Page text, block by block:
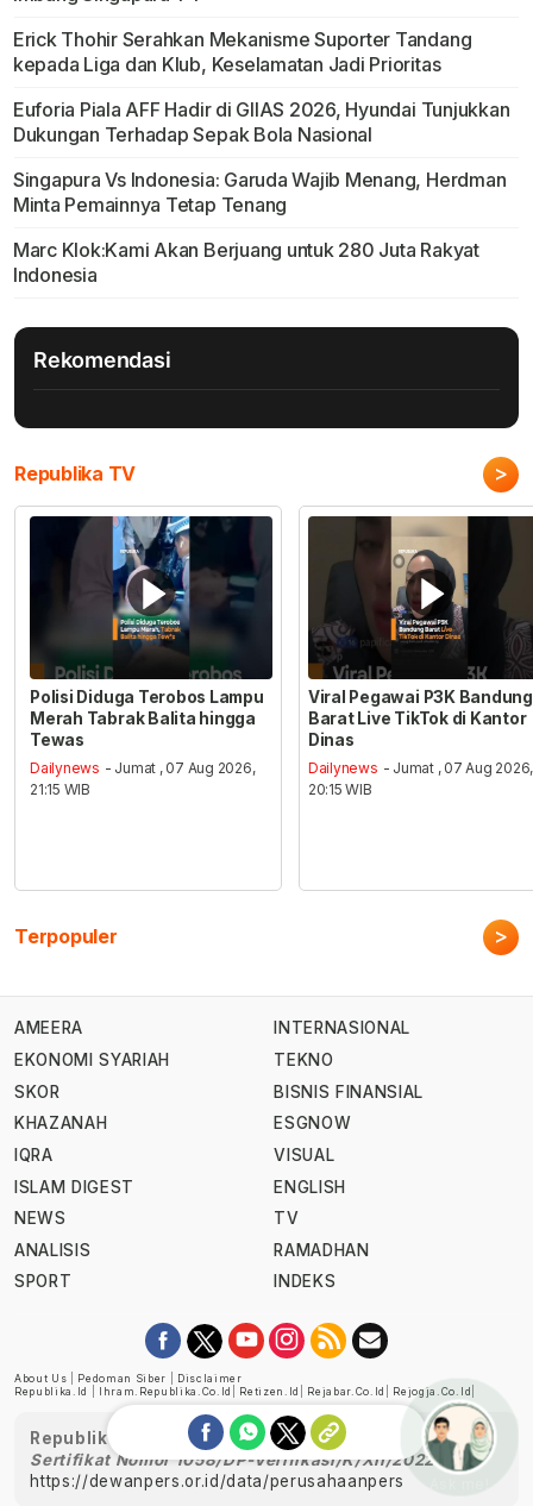
Erick Thohir Serahkan Mekanisme Suporter Tandang
kepada Liga dan Klub, Keselamatan Jadi Prioritas
Euforia Piala AFF Hadir di GIIAS 2026, Hyundai Tunjukkan
Dukungan Terhadap Sepak Bola Nasional
Singapura Vs Indonesia: Garuda Wajib Menang, Herdman
Minta Pemainnya Tetap Tenang
Marc Klok:Kami Akan Berjuang untuk 280 Juta Rakyat
Indonesia
Rekomendasi
Republika TV >
Polisi Diduga Terobos Lampu
Merah Tabrak Balita hingga
Tewas
Dailynews - Jumat , 07 Aug 2026,
21:15 WIB
Viral Pegawai P3K Bandung
Barat Live TikTok di Kantor
Dinas
Dailynews - Jumat , 07 Aug 2026,
20:15 WIB
Terpopuler >
AMEERA
EKONOMI SYARIAH
SKOR
KHAZANAH
IQRA
ISLAM DIGEST
NEWS
ANALISIS
SPORT
INTERNASIONAL
TEKNO
BISNIS FINANSIAL
ESGNOW
VISUAL
ENGLISH
TV
RAMADHAN
INDEKS
About Us Pedoman Siber
Disclaimer
Republika.id
Ihram.republika.co.id Retizen.id Rejabar.co.id Rejogja.co.id
Republika telah diverifikasi oleh Dewan Pers
Sertifikat Nomor 1058/DP-Verifikasi/K/XII/2022
https://dewanpers.or.id/data/perusahaanpers